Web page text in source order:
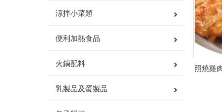
照燒雞
涼拌小菜類
便利加熱食品
火鍋配料
乳製品及蛋製品